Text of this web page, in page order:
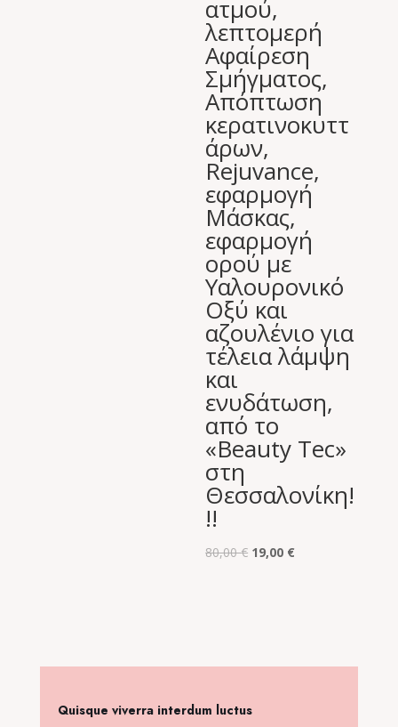
ατμού,
λεπτομερή
Αφαίρεση
Σμήγματος,
Απόπτωση
κερατινοκυττ
άρων,
Rejuvance,
εφαρμογή
Μάσκας,
εφαρμογή
ορού με
Υαλουρονικό
Οξύ και
αζουλένιο για
τέλεια λάμψη
και
ενυδάτωση,
από το
«Beauty Tec»
στη
Θεσσαλονίκη!
!!
80,00€ Original
19,00 €
Quisque viverra interdum luctus